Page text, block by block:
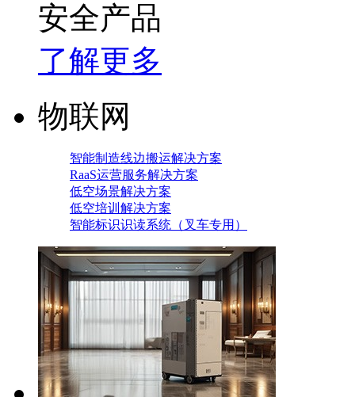
安全产品
了解更多
物联网
智能制造线边搬运解决方案
RaaS运营服务解决方案
低空场景解决方案
低空培训解决方案
智能标识识读系统（叉车专用）